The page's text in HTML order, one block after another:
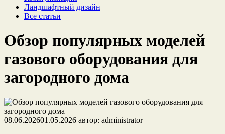
Ландшафтный дизайн
Все статьи
Обзор популярных моделей
газового оборудования для
загородного дома
08.06.202601.05.2026 автор: administrator